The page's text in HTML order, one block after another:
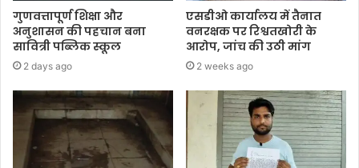
गुणवत्तापूर्ण शिक्षा और
अनुशासन की पहचान बना
सावित्री पब्लिक स्कूल
2 days ago
एसडीओ कार्यालय में तैनात
वनरक्षक पर रिश्वतखोरी के
आरोप, जांच की उठी मांग
2 weeks ago